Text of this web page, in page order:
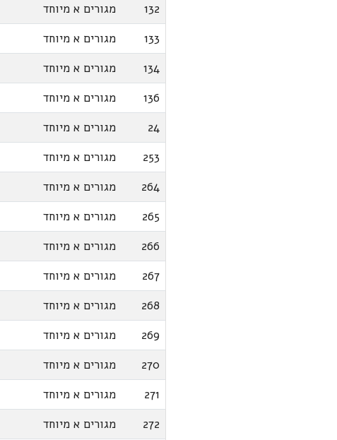
132
מגורים א מיוחד
133
מגורים א מיוחד
134
מגורים א מיוחד
136
מגורים א מיוחד
24
מגורים א מיוחד
253
מגורים א מיוחד
264
מגורים א מיוחד
265
מגורים א מיוחד
266
מגורים א מיוחד
267
מגורים א מיוחד
268
מגורים א מיוחד
269
מגורים א מיוחד
270
מגורים א מיוחד
271
מגורים א מיוחד
272
מגורים א מיוחד